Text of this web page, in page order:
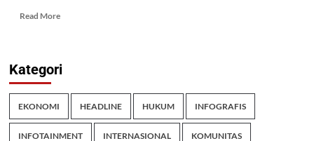
Read More
Kategori
EKONOMI HEADLINE HUKUM INFOGRAFIS
INFOTAINMENT INTERNASIONAL KOMUNITAS